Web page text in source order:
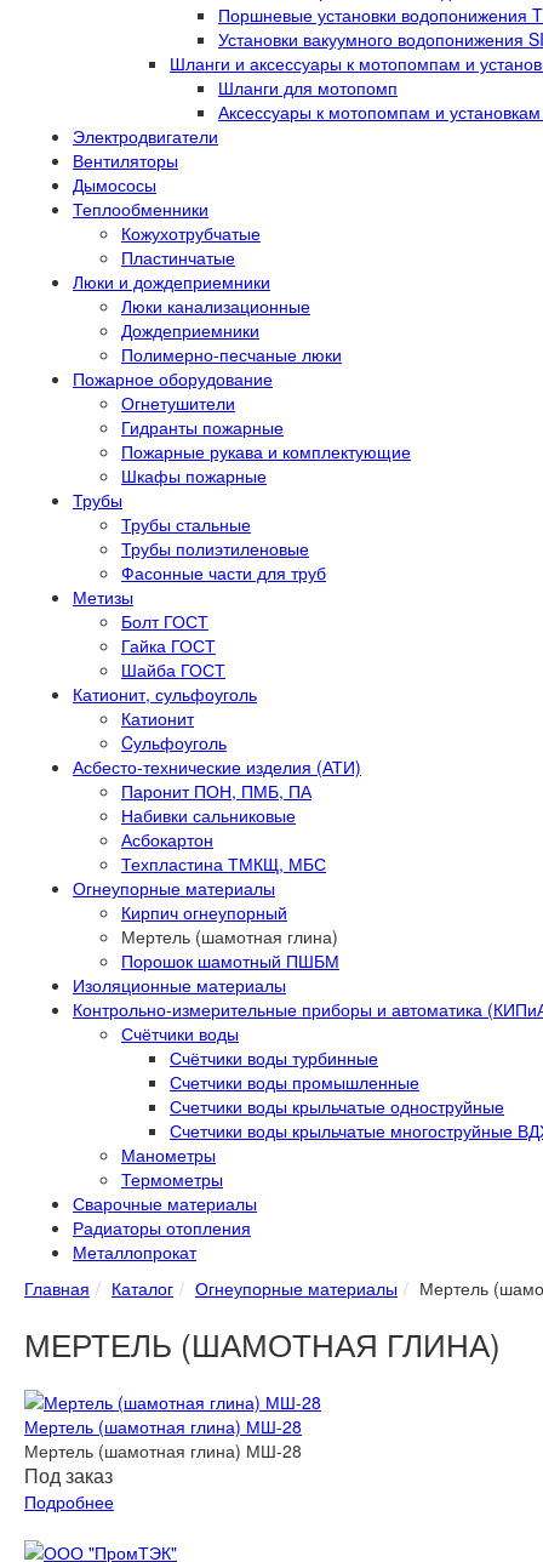
Поршневые установки водопонижения
Установки вакуумного водопонижения
Шланги и аксессуары к мотопомпам и
Шланги для мотопомп
Аксессуары к мотопомпам и
Электродвигатели
Вентиляторы
Дымососы
Теплообменники
Кожухотрубчатые
Пластинчатые
Люки и дождеприемники
Люки канализационные
Дождеприемники
Полимерно-песчаные люки
Пожарное оборудование
Огнетушители
Гидранты пожарные
Пожарные рукава и комплектующие
Шкафы пожарные
Трубы
Трубы стальные
Трубы полиэтиленовые
Фасонные части для труб
Метизы
Болт ГОСТ
Гайка ГОСТ
Шайба ГОСТ
Катионит, сульфоуголь
Катионит
Cульфоуголь
Асбесто-технические изделия (АТИ)
Паронит ПОН, ПМБ, ПА
Набивки сальниковые
Асбокартон
Техпластина ТМКЩ, МБС
Огнеупорные материалы
Кирпич огнеупорный
Мертель (шамотная глина)
Порошок шамотный ПШБМ
Изоляционные материалы
Контрольно-измерительные приборы и автоматика
Счётчики воды
Счётчики воды турбинные
Счетчики воды промышленные
Счетчики воды крыльчатые одноструйные
Счетчики воды крыльчатые многоструйные
Манометры
Термометры
Сварочные материалы
Радиаторы отопления
Металлопрокат
Главная
Каталог Огнеупорные материалы Мертель
МЕРТЕЛЬ (ШАМОТНАЯ ГЛИНА)
Мертель (шамотная глина) МШ-28
Мертель (шамотная глина) МШ-28
Под заказ
Подробнее